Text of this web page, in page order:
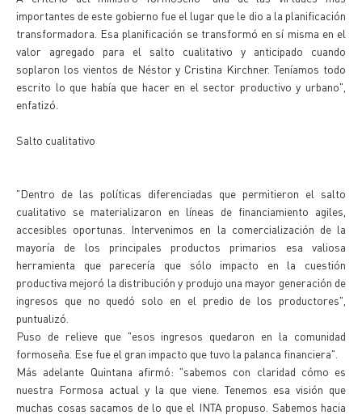
importantes de este gobierno fue el lugar que le dio a la planificación
transformadora. Esa planificación se transformó en sí misma en el
valor agregado para el salto cualitativo y anticipado cuando
soplaron los vientos de Néstor y Cristina Kirchner. Teníamos todo
escrito lo que había que hacer en el sector productivo y urbano",
enfatizó.
Salto cualitativo
"Dentro de las políticas diferenciadas que permitieron el salto
cualitativo se materializaron en líneas de financiamiento agiles,
accesibles oportunas. Intervenimos en la comercialización de la
mayoría de los principales productos primarios esa valiosa
herramienta que parecería que sólo impacto en la cuestión
productiva mejoró la distribución y produjo una mayor generación de
ingresos que no quedó solo en el predio de los productores",
puntualizó.
Puso de relieve que "esos ingresos quedaron en la comunidad
formoseña. Ese fue el gran impacto que tuvo la palanca financiera".
Más adelante Quintana afirmó: "sabemos con claridad cómo es
nuestra Formosa actual y la que viene. Tenemos esa visión que
muchas cosas sacamos de lo que el INTA propuso. Sabemos hacia